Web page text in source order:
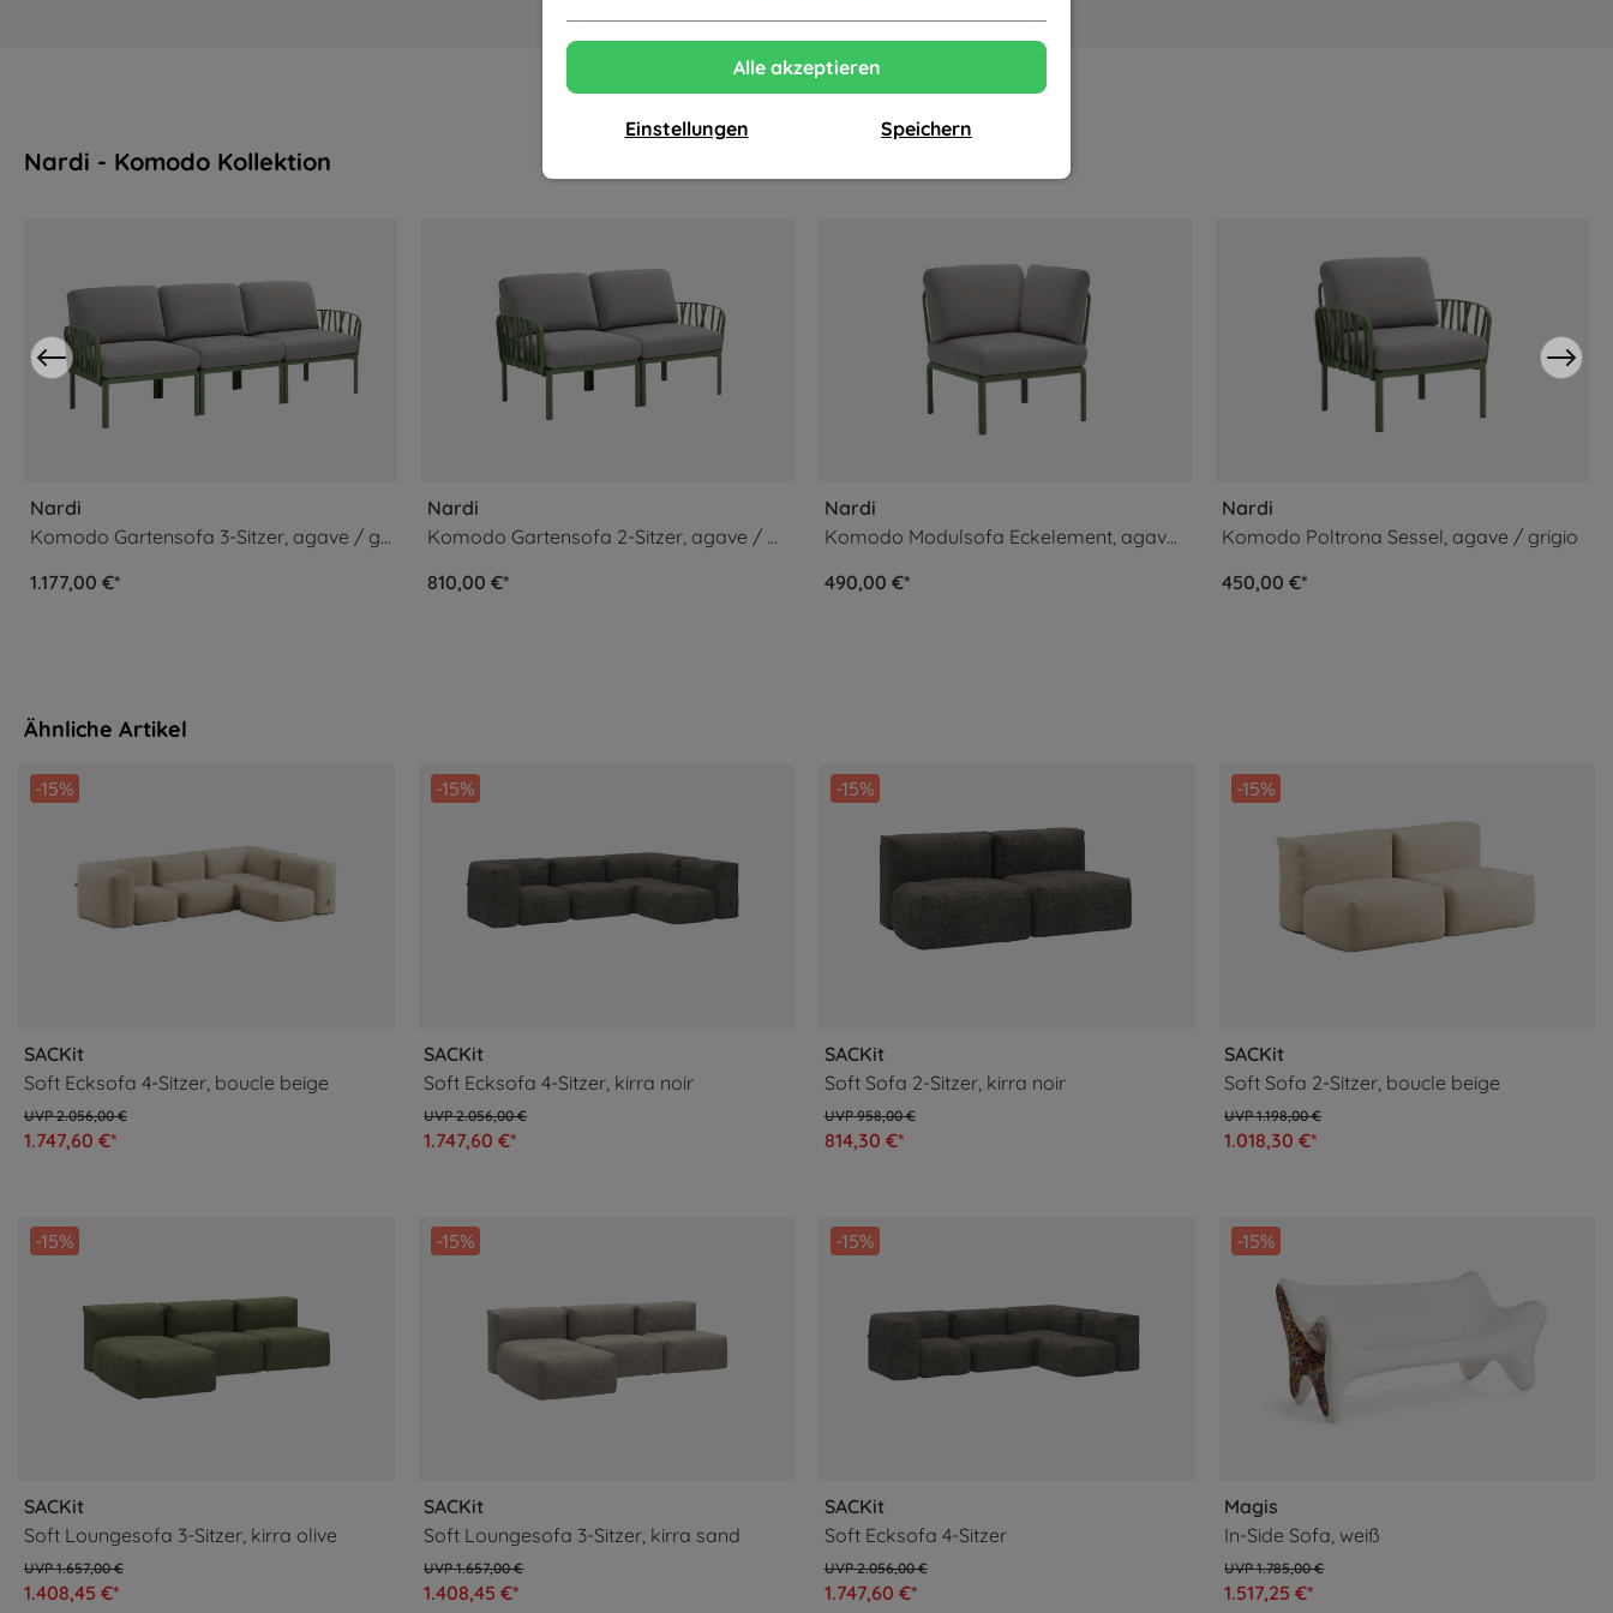
Nardi - Komodo Kollektion
Nardi
Komodo Gartensofa 3-Sitzer, agave / grigio
1.177,00 €*
Nardi
Komodo Gartensofa 2-Sitzer, agave / grigio
810,00 €*
Nardi
Komodo Modulsofa Eckelement, agave / grigio
490,00 €*
Nardi
Komodo Poltrona Sessel, agave / grigio
450,00 €*
Ähnliche Artikel
-15%
SACKit
Soft Ecksofa 4-Sitzer, boucle beige
1.747,60 €*
2.056,00 €
-15%
SACKit
Soft Ecksofa 4-Sitzer, kirra noir
1.747,60 €*
2.056,00 €
-15%
SACKit
Soft Sofa 2-Sitzer, kirra noir
814,30 €*
958,00 €
-15%
SACKit
Soft Sofa 2-Sitzer, boucle beige
1.018,30 €*
1.198,00 €
-15%
SACKit
Soft Loungesofa 3-Sitzer, kirra olive
1.408,45 €*
1.657,00 €
-15%
SACKit
Soft Loungesofa 3-Sitzer, kirra sand
1.408,45 €*
1.657,00 €
-15%
SACKit
Soft Ecksofa 4-Sitzer
1.747,60 €*
2.056,00 €
-15%
Magis
In-Side Sofa, weiß
1.517,25 €*
1.785,00 €
Alle akzeptieren
Einstellungen Speichern